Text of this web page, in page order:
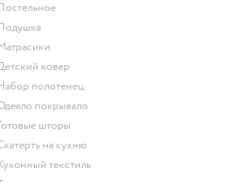
Постельное
Подушка
Матрасики
Детский ковер
Набор полотенец
Одеяло покрывало
Готовые шторы
Скатерть на кухню
Кухонный текстиль